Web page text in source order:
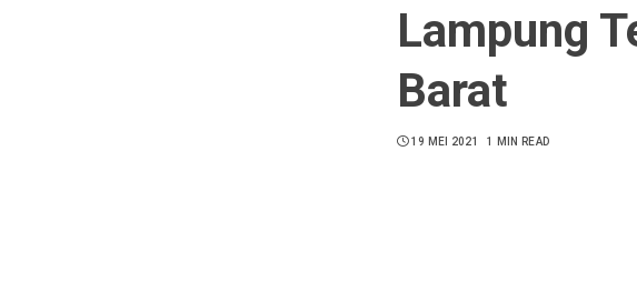
Lampung
Barat
19 MEI 2021 1 MIN READ